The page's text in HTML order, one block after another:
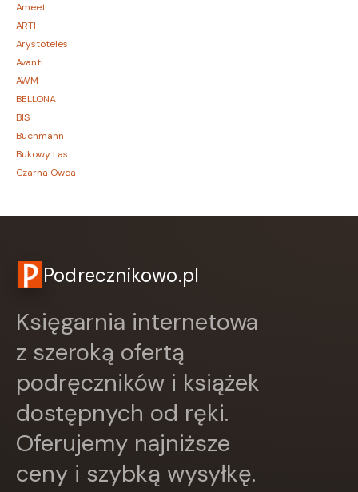
Ameet
ARTI
Arystoteles
Avanti
AWM
BELLONA
BIS
Buchmann
Bukowy Las
Czarna Owca
DEMART
Dolnośląskie
DRAGON
Edycja Świętego Pawła
EDYCJA ŚWIĘTEGO PAWŁA
ESPRIT
Express Publishing
FABRYKA SŁÓW
FENIX
FRONDA
Podrecznikowo.pl
Księgarnia internetowa
z szeroką ofertą
podręczników i książek
dostępnych od ręki.
Oferujemy najniższe
ceny i szybką wysyłkę.